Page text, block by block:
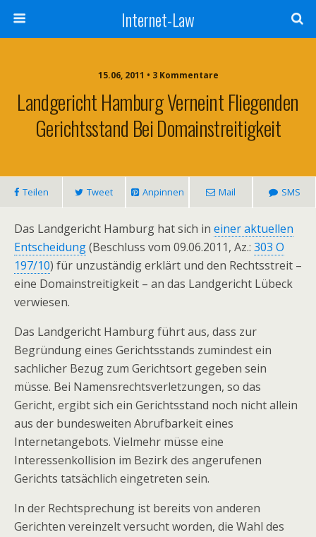
Internet-Law
15.06, 2011 • 3 Kommentare
Landgericht Hamburg Verneint Fliegenden
Gerichtsstand Bei Domainstreitigkeit
Teilen Tweet Anpinnen Mail SMS
Das Landgericht Hamburg hat sich in einer aktuellen
Entscheidung(Beschluss vom 09.06.2011, Az.: 303 O
197/10) für unzuständig erklärt und den Rechtsstreit –
eine Domainstreitigkeit – an das Landgericht Lübeck
verwiesen.
Das Landgericht Hamburg führt aus, dass zur
Begründung eines Gerichtsstands zumindest ein
sachlicher Bezug zum Gerichtsort gegeben sein
müsse. Bei Namensrechtsverletzungen, so das
Gericht, ergibt sich ein Gerichtsstand noch nicht allein
aus der bundesweiten Abrufbarkeit eines
Internetangebots. Vielmehr müsse eine
Interessenkollision im Bezirk des angerufenen
Gerichts tatsächlich eingetreten sein.
In der Rechtsprechung ist bereits von anderen
Gerichten vereinzelt versucht worden, die Wahl des